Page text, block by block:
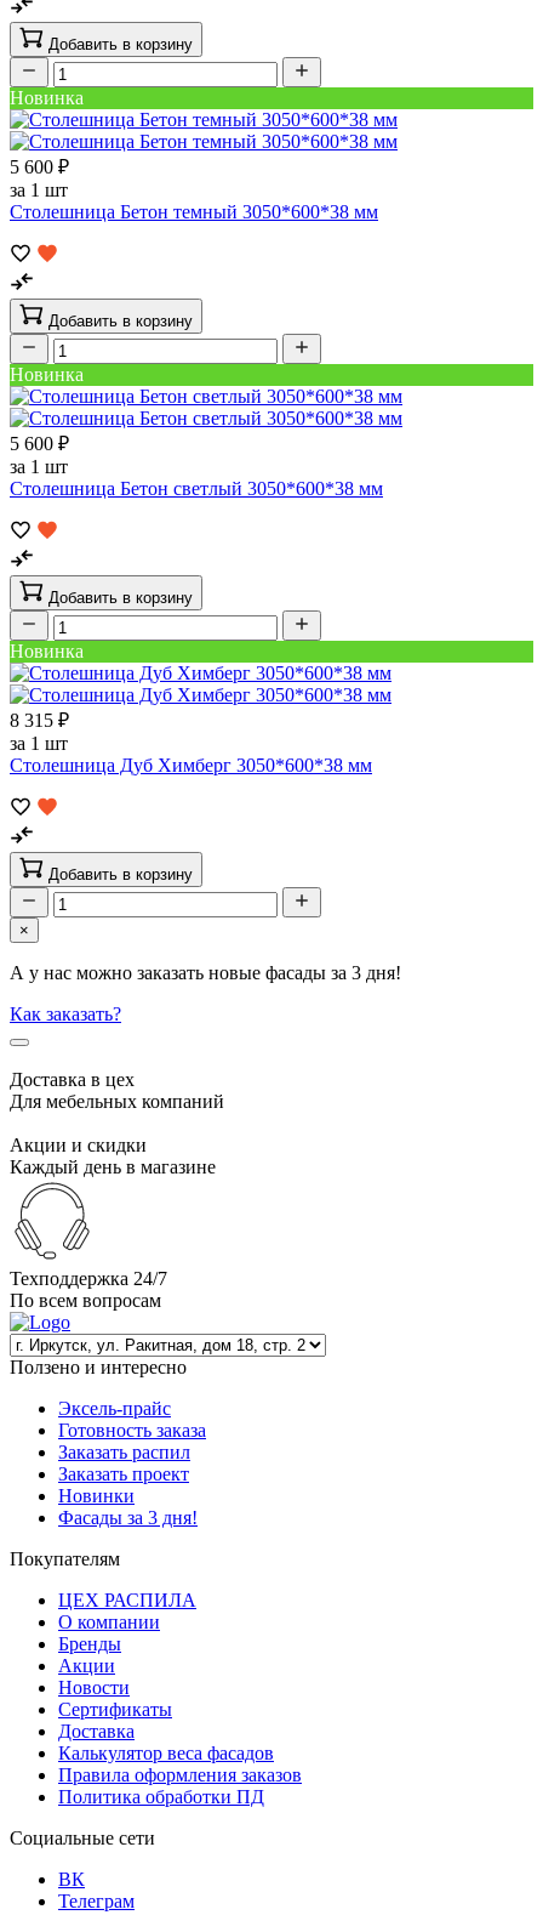
Добавить в корзину
Новинка
5 600 ₽
за 1 шт
Столешница Бетон темный 3050*600*38 мм
Добавить в корзину
Новинка
5 600 ₽
за 1 шт
Столешница Бетон светлый 3050*600*38 мм
Добавить в корзину
Новинка
8 315 ₽
за 1 шт
Столешница Дуб Химберг 3050*600*38 мм
Добавить в корзину
×
А у нас можно заказать новые фасады за 3 дня!
Как заказать?
Доставка в цех
Для мебельных компаний
Акции и скидки
Каждый день в магазине
Техподдержка 24/7
По всем вопросам
Ползено и интересно
Эксель-прайс
Готовность заказа
Заказать распил
Заказать проект
Новинки
Фасады за 3 дня!
Покупателям
ЦЕХ РАСПИЛА
О компании
Бренды
Акции
Новости
Сертификаты
Доставка
Калькулятор веса фасадов
Правила оформления заказов
Политика обработки ПД
Социальные сети
ВК
Телеграм